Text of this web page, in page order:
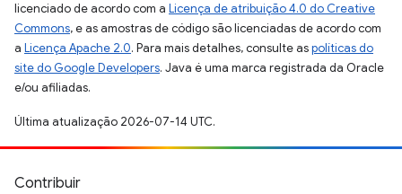
licenciado de acordo com a Licença de atribuição 4.0 do Creative
Commons, e as amostras de código são licenciadas de acordo com
a Licença Apache 2.0. Para mais detalhes, consulte aspolíticas do
site do Google Developers. Java é uma marca registrada da Oracle
e/ou afiliadas.
Última atualização 2026-07-14 UTC.
Contribuir